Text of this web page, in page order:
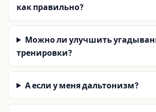
как правильно?
Можно ли улучшить
тренировки?
А если у меня дальтонизм?